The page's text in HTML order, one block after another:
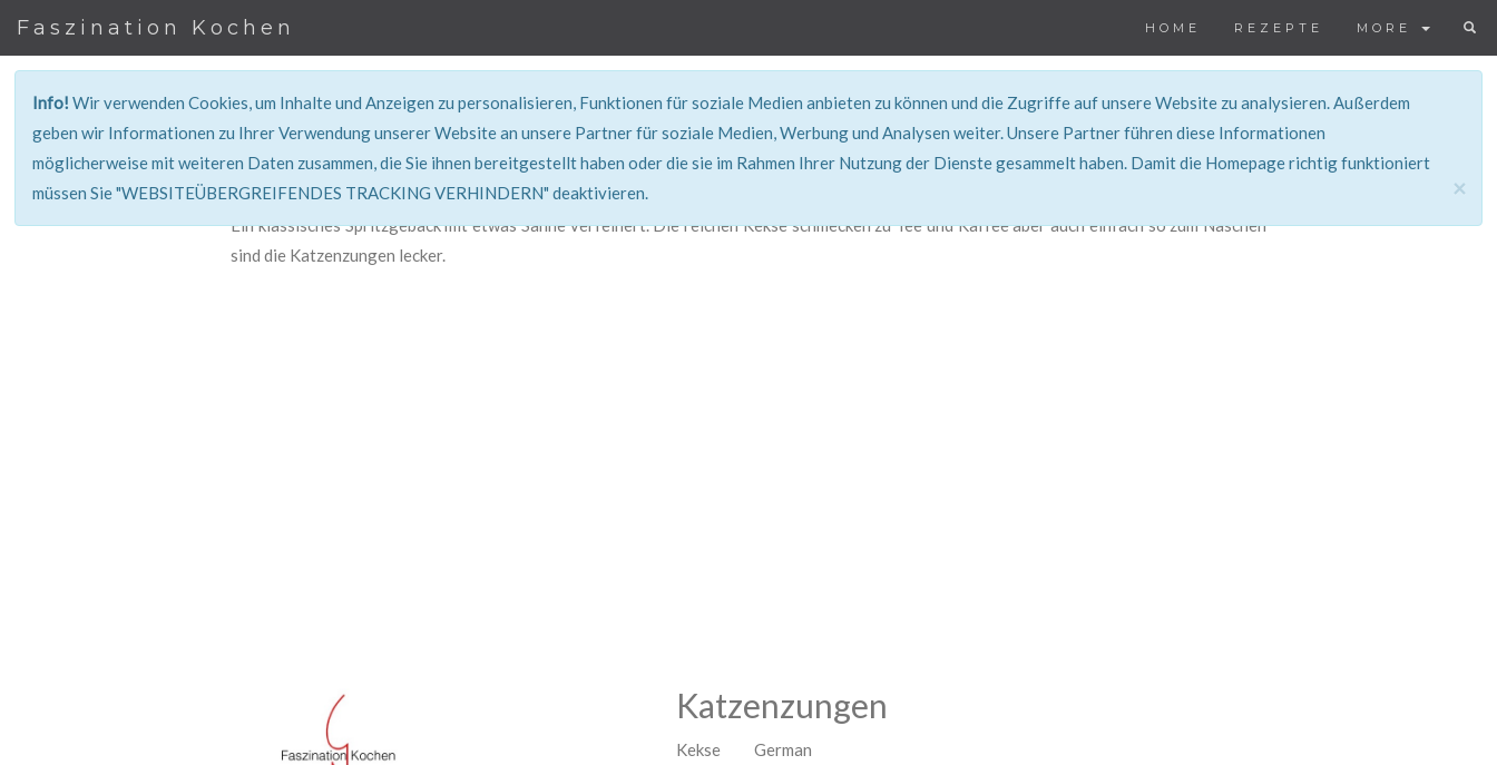
Faszination Kochen HOME REZEPTE MORE
Info!Wir verwenden Cookies, um Inhalte und Anzeigen zu personalisieren, Funktionen für soziale Medien anbieten zu können und die Zugriffe auf unsere Website zu analysieren. Außerdem
geben wir Informationen zu Ihrer Verwendung unserer Website an unsere Partner für soziale Medien, Werbung und Analysen weiter. Unsere Partner führen diese Informationen
möglicherweise mit weiteren Daten zusammen, die Sie ihnen bereitgestellt haben oder die sie im Rahmen Ihrer Nutzung der Dienste gesammelt haben. Damit die Homepage richtig funktioniert
müssen Sie "WEBSITEÜBERGREIFENDES TRACKING VERHINDERN" deaktivieren.
×
REZEPT
Ein klassisches Spritzgebäck mit etwas Sahne verfeinert. Die reichen Kekse schmecken zu Tee und Kaffee aber auch einfach so zum Naschen
sind die Katzenzungen lecker.
Katzenzungen
Kekse German